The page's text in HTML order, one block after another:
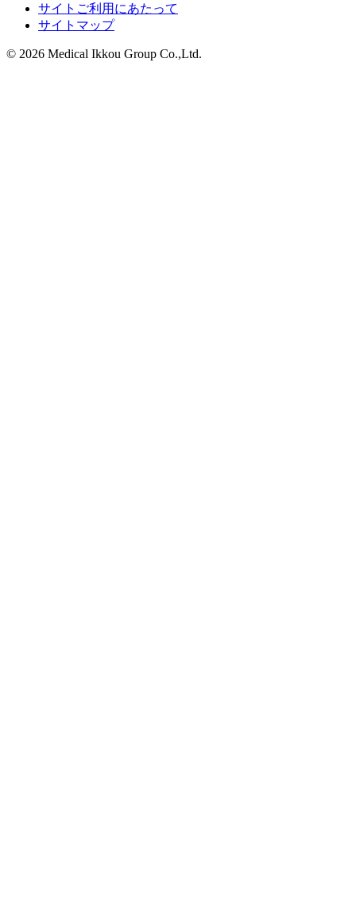
サイトご利用にあたって
サイトマップ
© 2026 Medical Ikkou Group Co.,Ltd.